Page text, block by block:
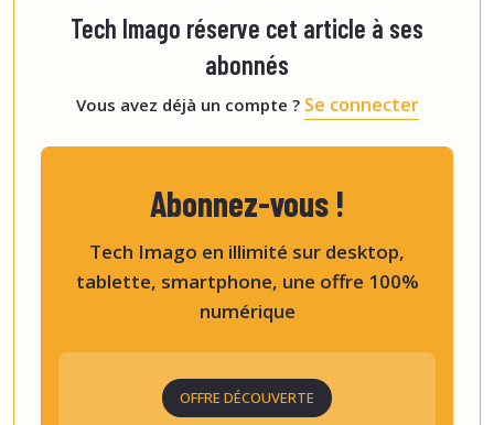
Tech Imago réserve cet article à ses
abonnés
Vous avez déjà un compte ? Se connecter
Abonnez-vous !
Tech Imago en illimité sur desktop,
tablette, smartphone, une offre 100%
numérique
OFFRE DÉCOUVERTE